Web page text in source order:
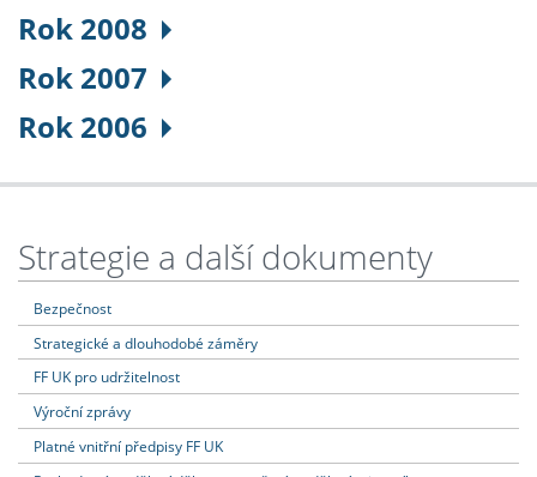
Rok 2008
Rok 2007
Rok 2006
Strategie a další dokumenty
Bezpečnost
Strategické a dlouhodobé záměry
FF UK pro udržitelnost
Výroční zprávy
Platné vnitřní předpisy FF UK